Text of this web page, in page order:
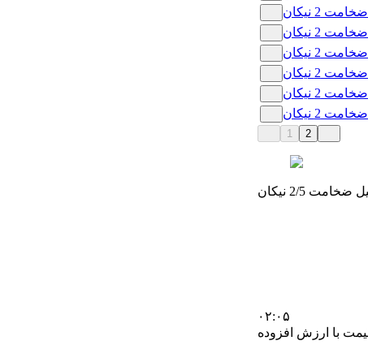
1 2
ضخامت 2/5 نیکان
۰۲:۰۵
با ارزش افزوده